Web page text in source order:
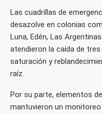
Las cuadrillas de
desazolve en colonias
Luna, Edén, Las
atendieron la caída de
saturación y
raíz.
Por su parte, elementos
mantuvieron un